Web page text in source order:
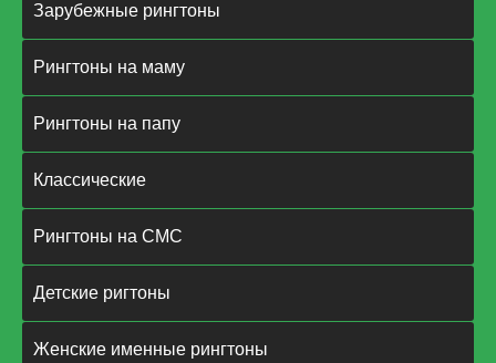
Зарубежные рингтоны
Рингтоны на маму
Рингтоны на папу
Классические
Рингтоны на СМС
Детские ригтоны
Женские именные рингтоны